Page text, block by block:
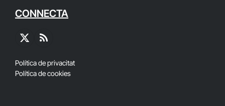
CONNECTA
X
RSS
Política de privacitat
Política de cookies